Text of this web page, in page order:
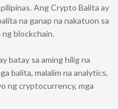
Ang Crypto Balita ay
na ganap na nakatuon sa
blockchain.
batay sa aming hilig na
balita, malalim na analytics,
ng cryptocurrency, mga